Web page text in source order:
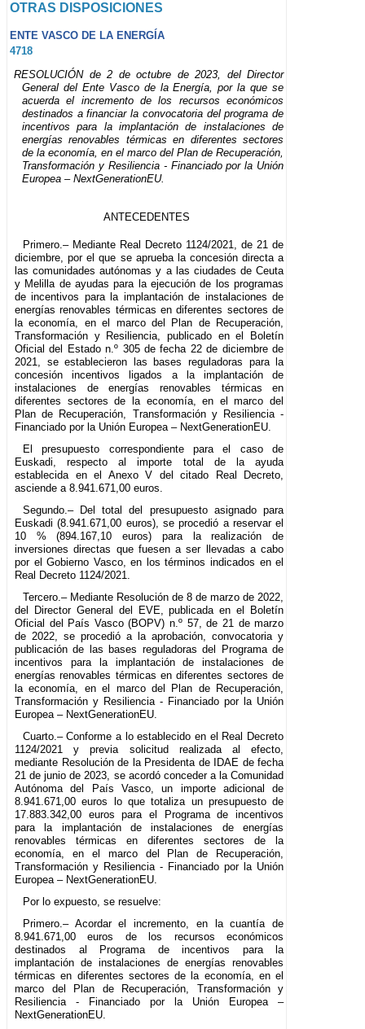
OTRAS DISPOSICIONES
ENTE VASCO DE LA ENERGÍA
4718
RESOLUCIÓN de 2 de octubre de 2023, del Director
General del Ente Vasco de la Energía, por la que se
acuerda el incremento de los recursos económicos
destinados a financiar la convocatoria del programa de
incentivos para la implantación de instalaciones de
energías renovables térmicas en diferentes sectores
de la economía, en el marco del Plan de Recuperación,
Transformación y Resiliencia - Financiado por la Unión
Europea – NextGenerationEU.
ANTECEDENTES
Primero.– Mediante Real Decreto 1124/2021, de 21 de
diciembre, por el que se aprueba la concesión directa a
las comunidades autónomas y a las ciudades de Ceuta
y Melilla de ayudas para la ejecución de los programas
de incentivos para la implantación de instalaciones de
energías renovables térmicas en diferentes sectores de
la economía, en el marco del Plan de Recuperación,
Transformación y Resiliencia, publicado en el Boletín
Oficial del Estado n.º 305 de fecha 22 de diciembre de
2021, se establecieron las bases reguladoras para la
concesión incentivos ligados a la implantación de
instalaciones de energías renovables térmicas en
diferentes sectores de la economía, en el marco del
Plan de Recuperación, Transformación y Resiliencia -
Financiado por la Unión Europea – NextGenerationEU.
El presupuesto correspondiente para el caso de
Euskadi, respecto al importe total de la ayuda
establecida en el Anexo V del citado Real Decreto,
asciende a 8.941.671,00 euros.
Segundo.– Del total del presupuesto asignado para
Euskadi (8.941.671,00 euros), se procedió a reservar el
10 % (894.167,10 euros) para la realización de
inversiones directas que fuesen a ser llevadas a cabo
por el Gobierno Vasco, en los términos indicados en el
Real Decreto 1124/2021.
Tercero.– Mediante Resolución de 8 de marzo de 2022,
del Director General del EVE, publicada en el Boletín
Oficial del País Vasco (BOPV) n.º 57, de 21 de marzo
de 2022, se procedió a la aprobación, convocatoria y
publicación de las bases reguladoras del Programa de
incentivos para la implantación de instalaciones de
energías renovables térmicas en diferentes sectores de
la economía, en el marco del Plan de Recuperación,
Transformación y Resiliencia - Financiado por la Unión
Europea – NextGenerationEU.
Cuarto.– Conforme a lo establecido en el Real Decreto
1124/2021 y previa solicitud realizada al efecto,
mediante Resolución de la Presidenta de IDAE de fecha
21 de junio de 2023, se acordó conceder a la Comunidad
Autónoma del País Vasco, un importe adicional de
8.941.671,00 euros lo que totaliza un presupuesto de
17.883.342,00 euros para el Programa de incentivos
para la implantación de instalaciones de energías
renovables térmicas en diferentes sectores de la
economía, en el marco del Plan de Recuperación,
Transformación y Resiliencia - Financiado por la Unión
Europea – NextGenerationEU.
Por lo expuesto, se resuelve:
Primero.– Acordar el incremento, en la cuantía de
8.941.671,00 euros de los recursos económicos
destinados al Programa de incentivos para la
implantación de instalaciones de energías renovables
térmicas en diferentes sectores de la economía, en el
marco del Plan de Recuperación, Transformación y
Resiliencia - Financiado por la Unión Europea –
NextGenerationEU.